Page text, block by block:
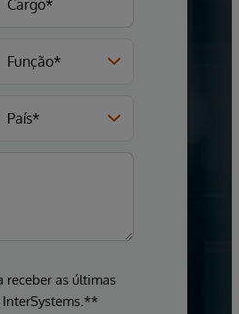
receber as últimas
InterSystems.**